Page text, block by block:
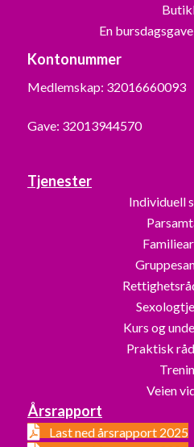
En
Kontonummer
Medlemskap: 32016660093
Gave: 32013944570
Tjenester
Individuell
Kurs og
Praktisk
Veien
Årsrapport
Last ned årsrapport 2025